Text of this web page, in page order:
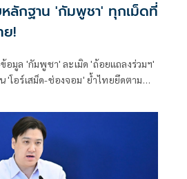
หลักฐาน 'กัมพูชา' ทุกเม็ดที่
ย!
อมูล 'กัมพูชา' ละเมิด 'ถ้อยแถลงร่วมฯ'
'โอร์เสม็ด-ช่องจอม' ย้ำไทยยึดตาม